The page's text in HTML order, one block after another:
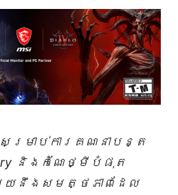
រាប់ការគណនាបន្ត
និងកំណែថ្មីបំផុត
មួយនឹងសមត្ថភាពដែល